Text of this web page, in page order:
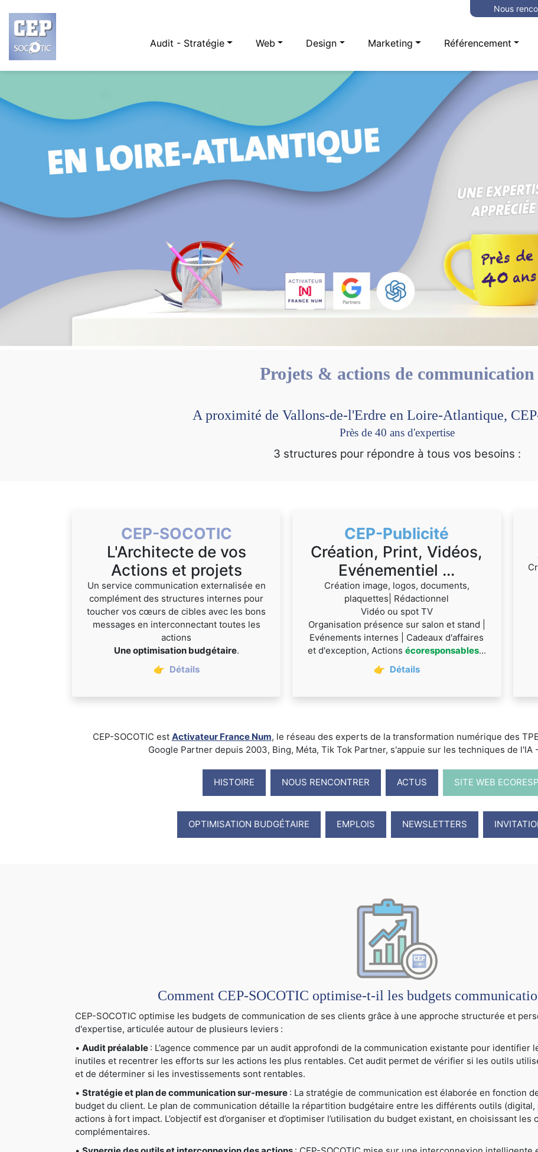
Nous
Audit - Stratégie Web Design Marketing Référencement
Projets & actions de communication
A proximité de Vallons-de-l'Erdre en Loire-Atlantique,
Près de 40 ans d'expertise
3 structures pour répondre à tous vos besoins :
CEP-SOCOTIC
L'Architecte de vos
Actions et projets
Un service communication externalisée en
complément des structures internes pour
toucher vos cœurs de cibles avec les bons
messages en interconnectant toutes les
actions
Une optimisation budgétaire.
👉 Détails
CEP-Publicité
Création, Print, Vidéos,
Evénementiel ...
Création image, logos, documents,
plaquettes| Rédactionnel
Vidéo ou spot TV
Organisation présence sur salon et stand |
Evénements internes | Cadeaux d'affaires
et d'exception, Actions écoresponsables...
👉 Détails
CEP-SOCOTIC est Activateur France Num, le réseau des experts de la transformation numérique des
Google Partner depuis 2003, Bing, Méta, Tik Tok Partner, s'appuie sur les techniques de
HISTOIRE NOUS RENCONTRER ACTUS SITE WEB
OPTIMISATION BUDGÉTAIRE EMPLOIS NEWSLETTERS
Comment CEP-SOCOTIC optimise-t-il les budgets
CEP-SOCOTIC optimise les budgets de communication de ses clients grâce à une approche structurée et
d'expertise, articulée autour de plusieurs leviers :
• Audit préalable : L’agence commence par un audit approfondi de la communication existante pour identifier
inutiles et recentrer les efforts sur les actions les plus rentables. Cet audit permet de vérifier si les outils
et de déterminer si les investissements sont rentables.
• Stratégie et plan de communication sur-mesure : La stratégie de communication est élaborée en fonction
budget du client. Le plan de communication détaille la répartition budgétaire entre les différents outils
actions à fort impact. L’objectif est d’organiser et d’optimiser l’utilisation du budget existant, en choisissant les
complémentaires.